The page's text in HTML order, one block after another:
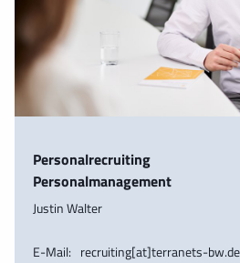
Personalrecruiting
Personalmanagement
Justin Walter
E-Mail: recruiting[at]terranets-bw.de